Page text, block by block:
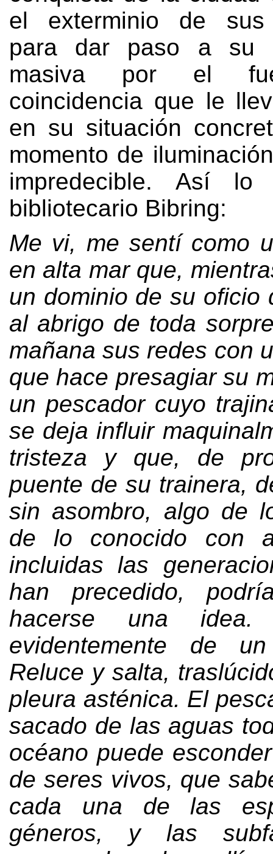
el exterminio de sus
para dar paso a su
masiva por el
coincidencia que le
en su situación
momento de
impredecible. Así lo
bibliotecario Bibring:
Me vi, me sentí como
en alta mar que,
un dominio de su oficio
al abrigo de toda
mañana sus redes con
que hace presagiar su
un pescador cuyo
se deja influir
tristeza y que, de
puente de su trainera,
sin asombro, algo de
de lo conocido con
incluidas las
han precedido,
hacerse una idea
evidentemente de
Reluce y salta,
pleura asténica. El
sacado de las aguas
océano puede
de seres vivos, que
cada una de las
géneros, y las